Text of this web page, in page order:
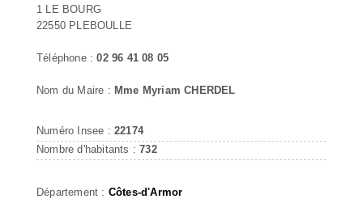
1 LE BOURG
22550 PLEBOULLE
Téléphone :02 96 41 08 05
Nom du Maire : Mme Myriam CHERDEL
Numéro Insee : 22174
Nombre d'habitants :732
Département : Côtes-d'Armor